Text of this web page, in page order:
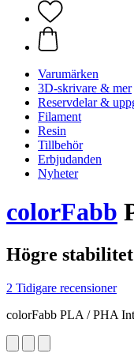
Varumärken
3D-skrivare & mer
Reservdelar &
Filament
Resin
Tillbehör
Erbjudanden
Nyheter
colorFabb
Högre
2 Tidigare recensioner
colorFabb PLA / PHA